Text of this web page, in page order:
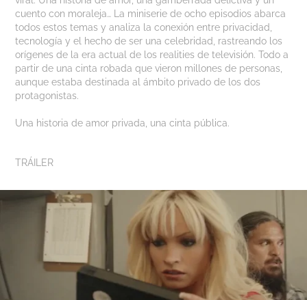
cuento con moraleja… La miniserie de ocho episodios abarca
todos estos temas y analiza la conexión entre privacidad,
tecnología y el hecho de ser una celebridad, rastreando los
orígenes de la era actual de los realities de televisión. Todo a
partir de una cinta robada que vieron millones de personas,
aunque estaba destinada al ámbito privado de los dos
protagonistas.
Una historia de amor privada, una cinta pública.
TRÁILER